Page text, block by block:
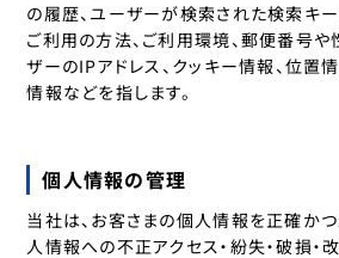
の履歴、ユーザーが検索された検索キー
ご利用の方法、ご利用環境、郵便番号や
ザーのIPアドレス、クッキー情報、位置
情報などを指します。
個人情報の管理
当社は、お客さまの個人情報を正確か
人情報への不正アクセス・紛失・破損・